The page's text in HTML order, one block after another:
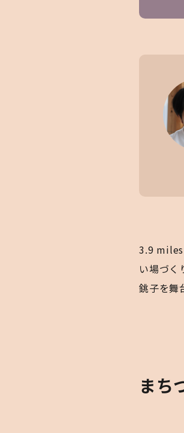
3.9 miles
い場づ
銚子を舞
まち